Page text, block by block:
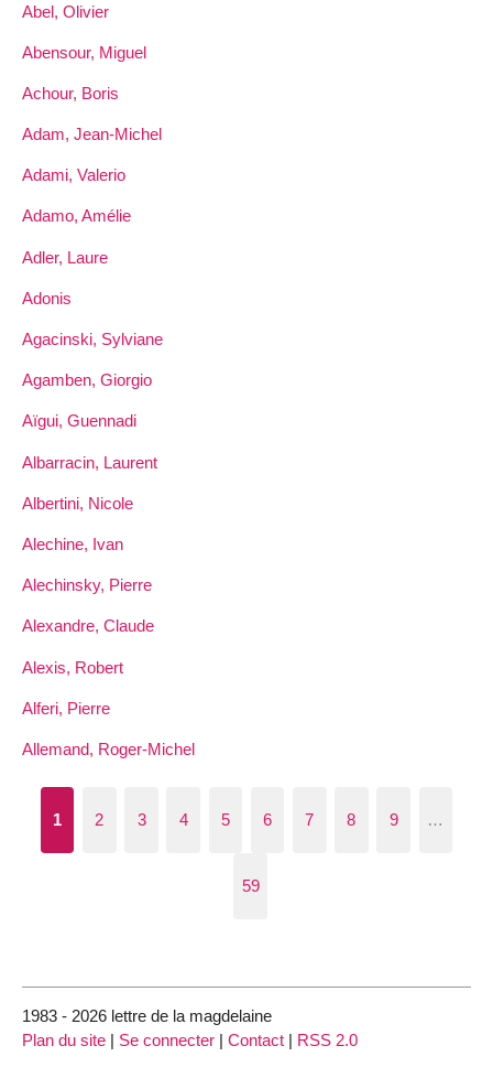
Abel, Olivier
Abensour, Miguel
Achour, Boris
Adam, Jean-Michel
Adami, Valerio
Adamo, Amélie
Adler, Laure
Adonis
Agacinski, Sylviane
Agamben, Giorgio
Aïgui, Guennadi
Albarracin, Laurent
Albertini, Nicole
Alechine, Ivan
Alechinsky, Pierre
Alexandre, Claude
Alexis, Robert
Alferi, Pierre
Allemand, Roger-Michel
1 2 3 4 5 6 7 8 9 …
59
1983 - 2026 lettre de la magdelaine
Plan du site | Se connecter | Contact | RSS 2.0